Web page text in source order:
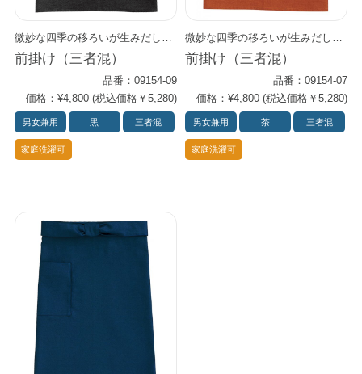
前掛け（三者混）
品番：09154-09
価格：¥4,800 (税込価格￥5,280)
男女兼用 黒 三者混
家庭洗濯可
前掛け（三者混）
品番：09154-07
価格：¥4,800 (税込価格￥5,280)
男女兼用 茶 三者混
家庭洗濯可